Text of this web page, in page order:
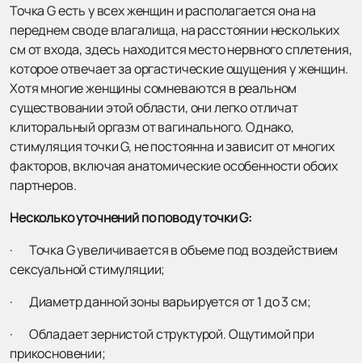
Точка G есть у всех женщин и располагается она на
переднем своде влагалища, на расстоянии нескольких
см от входа, здесь находится место нервного сплетения,
которое отвечает за оргастические ощущения у женщин.
Хотя многие женщины сомневаются в реальном
существовании этой области, они легко отличат
клиторальный оргазм от вагинального. Однако,
стимуляция точки G, не постоянна и зависит от многих
факторов, включая анатомические особенности обоих
партнеров.
Несколько уточнений по поводу точки G:
· Точка G увеличивается в объеме под воздействием
сексуальной стимуляции;
· Диаметр данной зоны варьируется от 1 до 3 см;
· Обладает зернистой структурой. Ощутимой при
прикосновении;